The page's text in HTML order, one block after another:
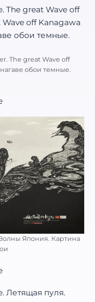
The great Wave off
обои темные.
Япония. Картина